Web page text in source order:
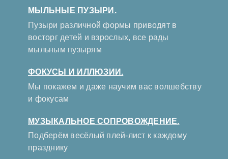
МЫЛЬНЫЕ ПУЗЫРИ.
Пузыри различной формы приводят в
восторг детей и взрослых, все рады
мыльным пузырям
ФОКУСЫ И ИЛЛЮЗИИ.
Мы покажем и даже научим вас волшебству
и фокусам
МУЗЫКАЛЬНОЕ СОПРОВОЖДЕНИЕ.
Подберём весёлый плей-лист к каждому
празднику